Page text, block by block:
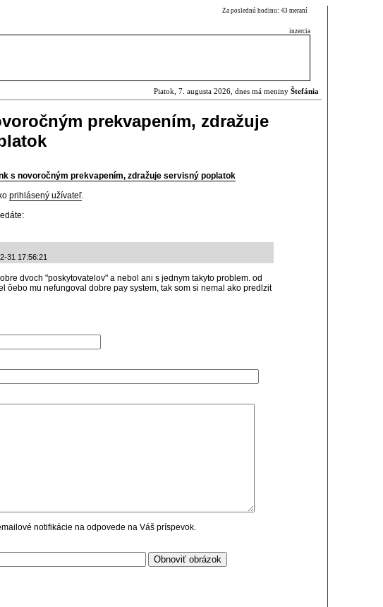
Za poslednú hodinu: 43 meraní
inzercia
Piatok, 7. augusta 2026, dnes má meniny Štefánia
prekvapením, zdražuje
s novoročným prekvapením, zdražuje servisný poplatok
prihlásený užívateľ.
31 17:56:21
dvoch "poskytovatelov" a nebol ani s jednym takyto problem. od
ôebo mu nefungoval dobre pay system, tak som si nemal ako predlzit
notifikácie na odpovede na Váš príspevok.